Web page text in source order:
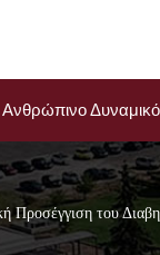
Ανθρώπινο Δυναμικό
Προσέγγιση του